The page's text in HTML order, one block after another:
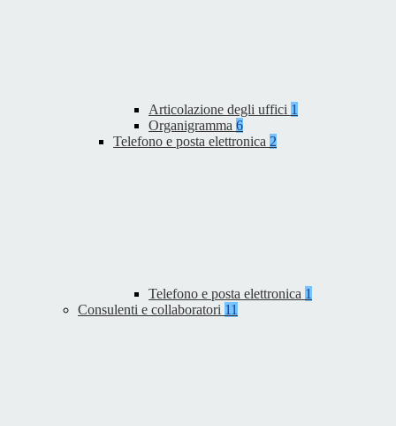
Articolazione degli uffici 1
Organigramma 6
Telefono e posta elettronica 2
Telefono e posta elettronica 1
Consulenti e collaboratori 11